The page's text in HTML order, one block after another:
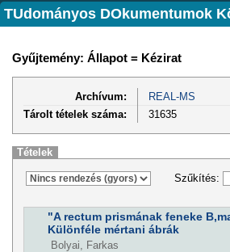
TUdományos DOkumentumok
Gyűjtemény: Állapot = Kézirat
Archívum:
REAL-MS
Tárolt tételek száma:
31635
Tételek
Szűkítés:
"A rectum prismának feneke
Különféle mértani ábrák
Bolyai, Farkas